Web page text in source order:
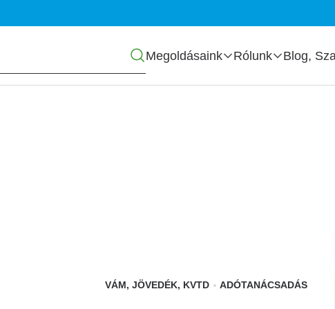
Főmenü
Megoldásaink Rólunk Blog,
VÁM, JÖVEDÉK, KVTD ADÓTANÁCSADÁS